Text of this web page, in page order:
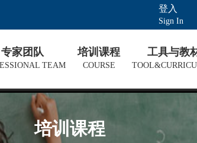
登入
Sign In
专家团队
TEAM
培训课程
COURSE
工具与教
培训课程